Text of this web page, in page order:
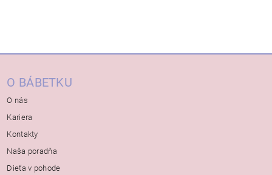
O BÁBETKU
O nás
Kariera
Kontakty
Naša poradňa
Dieťa v pohode